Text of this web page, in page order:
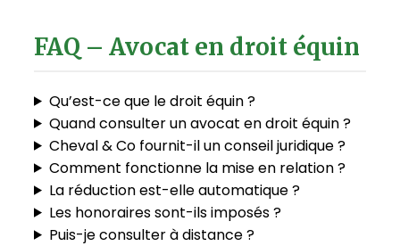
FAQ – Avocat en droit équin
Qu’est-ce que le droit équin ?
Quand consulter un avocat en droit équin ?
Cheval & Co fournit-il un conseil juridique ?
Comment fonctionne la mise en relation ?
La réduction est-elle automatique ?
Les honoraires sont-ils imposés ?
Puis-je consulter à distance ?